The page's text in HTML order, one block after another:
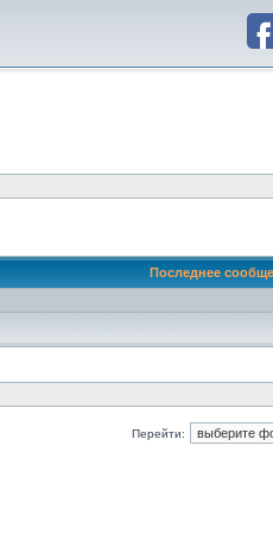
Последнее
Перейти: